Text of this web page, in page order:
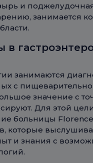
и
занимается
в
занимаются
с
значение с
Для этой цели
больницы
которые
и знания с